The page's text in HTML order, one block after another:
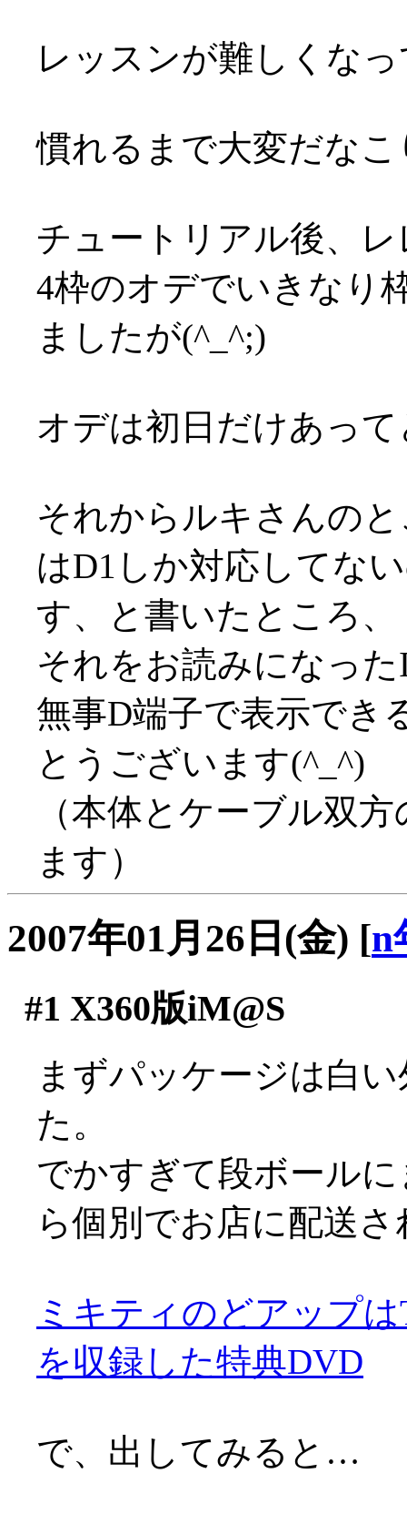
レッスンが難しくな
慣れるまで大変だなこ
チュートリアル後、
4枠のオデでいきなり
ましたが(^_^;)
オデは初日だけあっ
それからルキさんの
はD1しか対応してな
す、と書いたところ、
それをお読みになっ
無事D端子で表示でき
とうございます(^_^)
（本体とケーブル双
ます）
2007年01月26日(金) [n
#1 X360版iM@S
まずパッケージは白
た。
でかすぎて段ボール
ら個別でお店に配送
ミキティのどアップ
を収録した特典DVD
で、出してみると…